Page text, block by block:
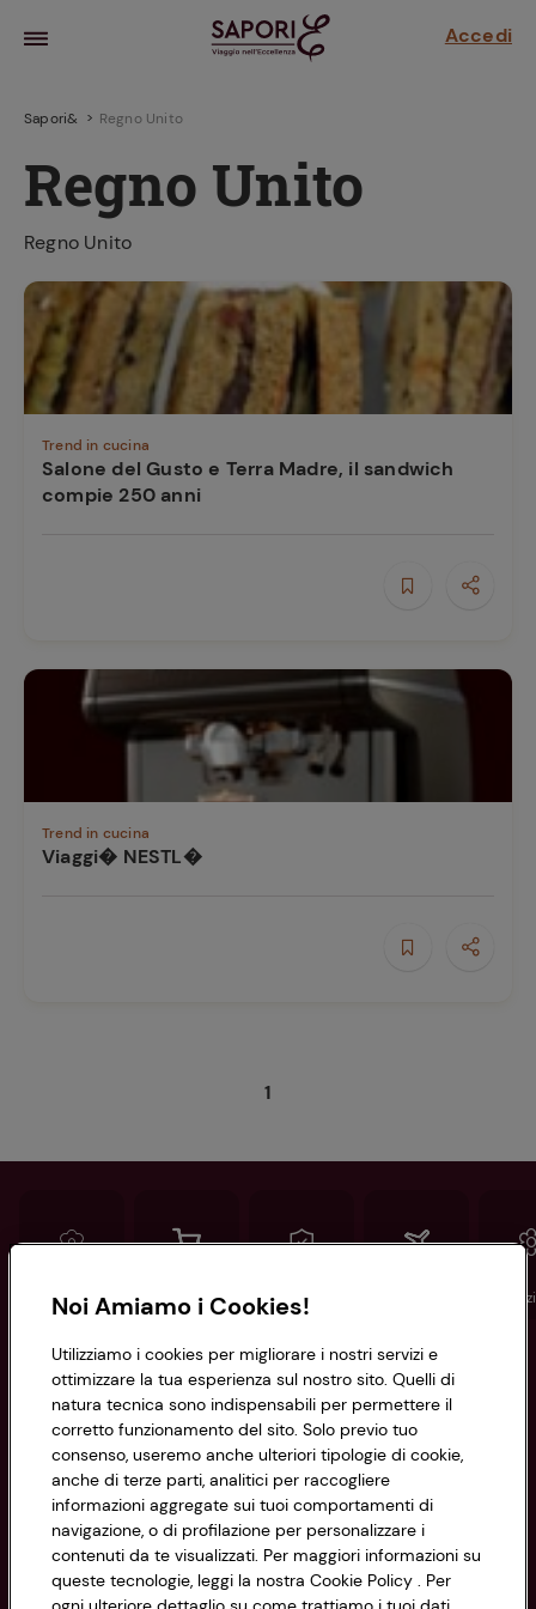
Accedi
la frutta
sensi di
Sapori& Regno Unito
Regno Unito
Regno Unito
Trend in cucina
Salone del Gusto e Terra Madre, il sandwich
compie 250 anni
Trend in cucina
Viaggi� NESTL�
1
Conad Spesa online Assicurazioni
Informazioni
Privacy Policy
Cookie Policy
Impostazioni Cookie
Accessibilità
CONAD SOCIETÀ COOPERATIVA
Via Michelino, 59 | 40127 BOLOGNA
Codice Fiscale e Registro Imprese
di Bologna 00865960157
Noi Amiamo i Cookies!
Utilizziamo i cookies per migliorare i nostri servizi e
ottimizzare la tua esperienza sul nostro sito. Quelli di
natura tecnica sono indispensabili per permettere il
corretto funzionamento del sito. Solo previo tuo
consenso, useremo anche ulteriori tipologie di cookie,
anche di terze parti, analitici per raccogliere
informazioni aggregate sui tuoi comportamenti di
navigazione, o di profilazione per personalizzare i
contenuti da te visualizzati. Per maggiori informazioni su
queste tecnologie, leggi la nostra Cookie Policy . Per